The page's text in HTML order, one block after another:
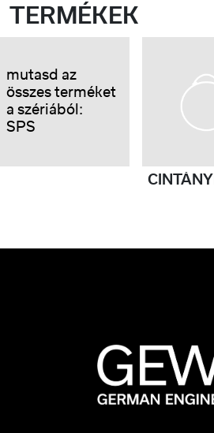
TERMÉKEK
mutasd az
összes terméket
a szériából:
SPS